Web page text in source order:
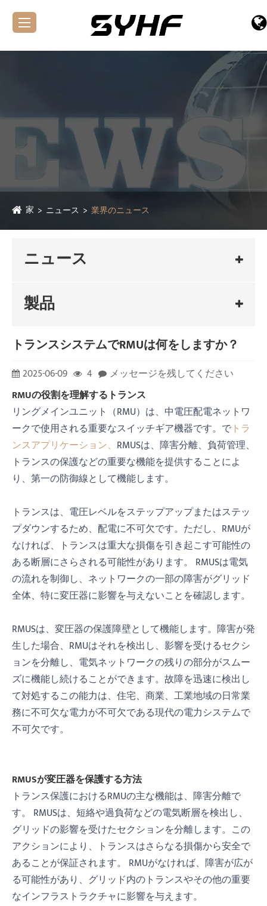
家 ニュース 業界のニュース
ニュース
製品
トランスシステムでRMUは何をしますか？
2025-06-09 4
メッセージを残してください
RMUの役割を理解する トランス
リングメインユニット（RMU）は、中電圧配電ネットワ
ークで使用される重要なスイッチギア機器です。で トラ
ンスアプリケーション、 RMUSは、障害分離、負荷管理、
トランスの保護などの重要な機能を提供することによ
り、第一の防御線として機能します。
トランスは、電圧レベルをステップアップまたはステッ
プダウンするため、配電に不可欠です。ただし、RMUが
なければ、トランスは重大な損傷を引き起こす可能性の
ある断層にさらされる可能性があります。 RMUSは電気
の流れを制御し、ネットワークの一部の障害がグリッド
全体、特に変圧器に影響を与えないことを確認します。
RMUSは、変圧器の保護障壁として機能します。障害が発
生した場合、RMUはそれを検出し、影響を受けるセクシ
ョンを分離し、電気ネットワークの残りの部分がスムー
ズに機能し続けることができます。故障を迅速に検出し
て対処するこの能力は、住宅、商業、工業地域の日常業
務に不可欠な電力が不可欠である現代の電力システムで
不可欠です。
RMUSが変圧器を保護する方法
トランス保護におけるRMUの主な機能は、障害分離で
す。 RMUSは、短絡や過負荷などの電気断層を検出し、
グリッドの影響を受けたセクションを分離します。この
アクションにより、トランスはさらなる損傷から安全で
あることが保証されます。 RMUがなければ、障害が広が
る可能性があり、グリッド内のトランスやその他の重要
なインフラストラクチャに影響を与えます。